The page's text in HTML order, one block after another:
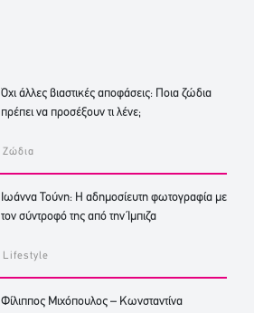
Όχι άλλες βιαστικές αποφάσεις: Ποια ζώδια
πρέπει να προσέξουν τι λένε;
Ζώδια
Ιωάννα Τούνη: Η αδημοσίευτη φωτογραφία με
τον σύντροφό της από την Ίμπιζα
Lifestyle
Φίλιππος Μιχόπουλος – Κωνσταντίνα